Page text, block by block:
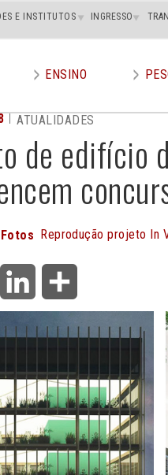
E INSTITUTOS INGRESSO
ENSINO
de edifício
ATUALIDADES
Fotos Reprodução projeto In
WhatsApp LinkedIn